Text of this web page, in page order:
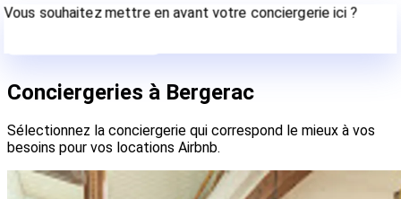
Vous souhaitez mettre en avant votre conciergerie ici ?
Contactez-nous
Conciergeries à Bergerac
Sélectionnez la conciergerie qui correspond le mieux à vos
besoins pour vos locations Airbnb.